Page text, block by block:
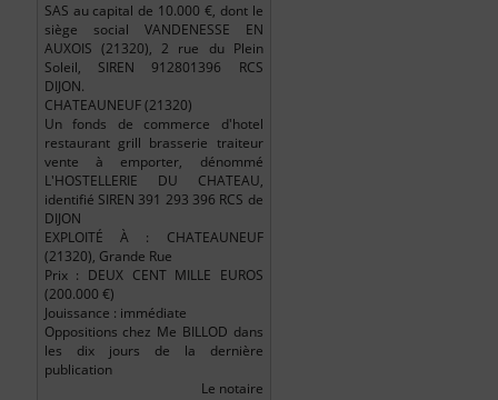
SAS au capital de 10.000 €, dont le
siège social VANDENESSE EN
AUXOIS (21320), 2 rue du Plein
Soleil, SIREN 912801396 RCS
DIJON.
CHATEAUNEUF (21320)
Un fonds de commerce d'hotel
restaurant grill brasserie traiteur
vente à emporter, dénommé
L'HOSTELLERIE DU CHATEAU,
identifié SIREN 391 293 396 RCS de
DIJON
EXPLOITÉ À : CHATEAUNEUF
(21320), Grande Rue
Prix : DEUX CENT MILLE EUROS
(200.000 €)
Jouissance : immédiate
Oppositions chez Me BILLOD dans
les dix jours de la dernière
publication
Le notaire